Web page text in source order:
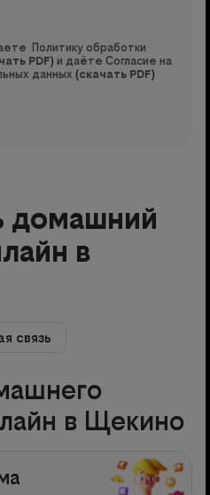
Политику обработки
PDF) и даёте Согласие на
данных (скачать PDF)
домашний
в
связь
в Щекино